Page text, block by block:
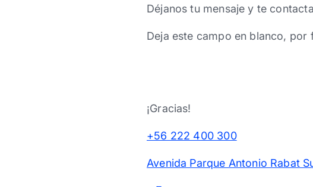
Déjanos tu mensaje y te
Deja este campo en blanco, por
¡Gracias!
+56 222 400 300
Avenida Parque Antonio Rabat